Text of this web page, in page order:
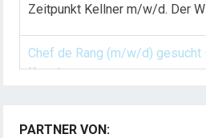
Zeitpunkt Kellner m/w/d. Der
Chef de Rang (m/w/d) gesucht
Konstanz
(m/w/d) Du bist Gastgeber aus
Automagazin